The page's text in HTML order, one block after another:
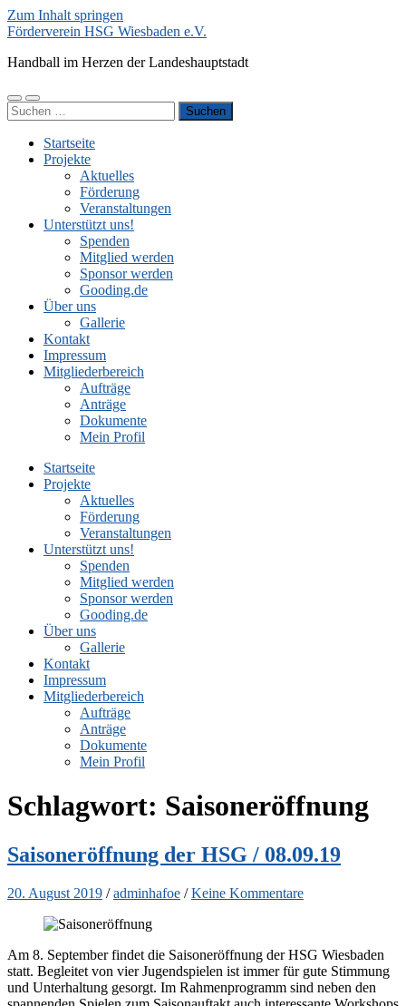
Zum Inhalt springen
Förderverein HSG Wiesbaden e.V.
Handball im Herzen der Landeshauptstadt
Mobile-
Menü
Suchfeld
ein-/ausblenden
Suchen
nach:
Startseite
Projekte
Aktuelles
Förderung
Veranstaltungen
Unterstützt uns!
Spenden
Mitglied werden
Sponsor werden
Gooding.de
Über uns
Gallerie
Kontakt
Impressum
Mitgliederbereich
Aufträge
Anträge
Dokumente
Mein Profil
Startseite
Projekte
Aktuelles
Förderung
Veranstaltungen
Unterstützt uns!
Spenden
Mitglied werden
Sponsor werden
Gooding.de
Über uns
Gallerie
Kontakt
Impressum
Mitgliederbereich
Aufträge
Anträge
Dokumente
Mein Profil
Schlagwort: Saisoneröffnung
Saisoneröffnung der HSG / 08.09.19
20. August 2019 /adminhafoe /Keine Kommentare
Am 8. September findet die Saisoneröffnung der HSG Wiesbaden
statt. Begleitet von vier Jugendspielen ist immer für gute Stimmung
und Unterhaltung gesorgt. Im Rahmenprogramm sind neben den